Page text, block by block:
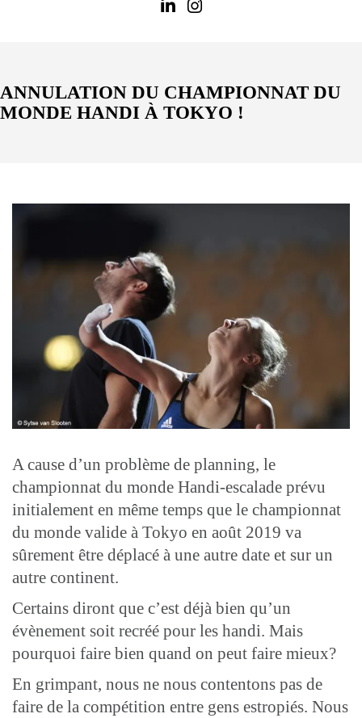
ANNULATION DU CHAMPIONNAT DU
MONDE HANDI À TOKYO !
A cause d’un problème de planning, le
championnat du monde Handi-escalade prévu
initialement en même temps que le championnat
du monde valide à Tokyo en août 2019 va
sûrement être déplacé à une autre date et sur un
autre continent.
Certains diront que c’est déjà bien qu’un
évènement soit recréé pour les handi. Mais
pourquoi faire bien quand on peut faire mieux?
En grimpant, nous ne nous contentons pas de
faire de la compétition entre gens estropiés. Nous